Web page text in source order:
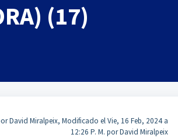
(17)
David Miralpeix, Modificado el Vie, 16 Feb, 2024 a
12:26 P. M. por David Miralpeix